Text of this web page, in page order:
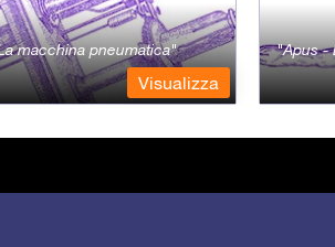
macchina pneumatica
Visualizza
Apus -